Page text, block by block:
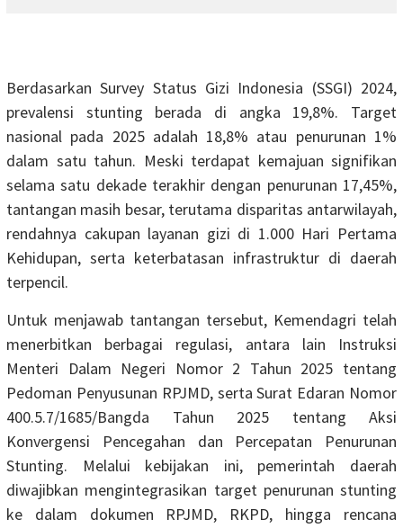
Berdasarkan Survey Status Gizi Indonesia (SSGI) 2024,
prevalensi stunting berada di angka 19,8%. Target
nasional pada 2025 adalah 18,8% atau penurunan 1%
dalam satu tahun. Meski terdapat kemajuan signifikan
selama satu dekade terakhir dengan penurunan 17,45%,
tantangan masih besar, terutama disparitas antarwilayah,
rendahnya cakupan layanan gizi di 1.000 Hari Pertama
Kehidupan, serta keterbatasan infrastruktur di daerah
terpencil.
Untuk menjawab tantangan tersebut, Kemendagri telah
menerbitkan berbagai regulasi, antara lain Instruksi
Menteri Dalam Negeri Nomor 2 Tahun 2025 tentang
Pedoman Penyusunan RPJMD, serta Surat Edaran Nomor
400.5.7/1685/Bangda Tahun 2025 tentang Aksi
Konvergensi Pencegahan dan Percepatan Penurunan
Stunting. Melalui kebijakan ini, pemerintah daerah
diwajibkan mengintegrasikan target penurunan stunting
ke dalam dokumen RPJMD, RKPD, hingga rencana